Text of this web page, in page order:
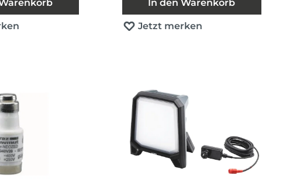
In den Warenkorb
Jetzt merken